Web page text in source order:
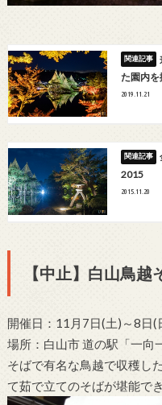
た園内を
2019.11.21
2015
2015.11.20
【中止】白山鳥越
開催日：11月7日(土)～8日(
場所：白山市 道の駅「一向
そばで有名な鳥越で収穫し
て茹で立てのそばが堪能でき